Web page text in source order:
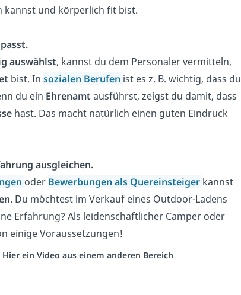
kannst und körperlich fit bist.
auswählst, kannst du dem Personaler vermitteln,
bist. In sozialen Berufen ist es z. B. wichtig, dass du
du ein Ehrenamt ausführst, zeigst du damit, dass
hast. Das macht natürlich einen guten Eindruck
ausgleichen.
oder Bewerbungen als Quereinsteiger kannst
. Du möchtest im Verkauf eines Outdoor-Ladens
Erfahrung? Als leidenschaftlicher Camper oder
einige Voraussetzungen!
ein Video aus einem anderen Bereich